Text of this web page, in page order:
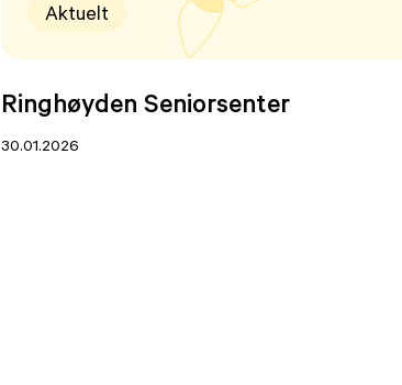
Aktuelt
Ringhøyden Seniorsenter
30.01.2026